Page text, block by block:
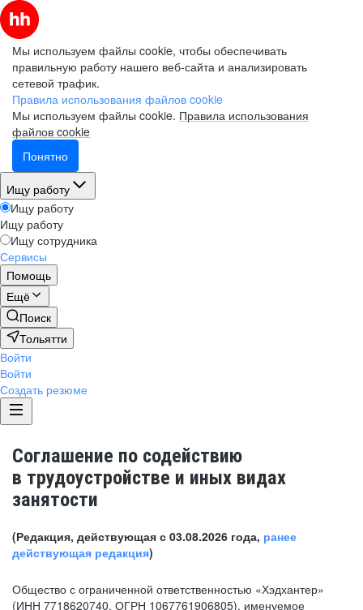
Мы используем файлы cookie, чтобы обеспечивать
правильную работу нашего веб-сайта и анализировать
сетевой трафик.
Правила использования файлов cookie
Мы используем файлы cookie. Правила использования
файлов cookie
Понятно
Ищу работу
Ищу работу
Ищу работу
Ищу сотрудника
Сервисы
Помощь
Ещё
Поиск
Тольятти
Войти
Войти
Создать резюме
Соглашение по содействию
в трудоустройстве и иных видах
занятости
(Редакция, действующая с 03.08.2026 года, ранее
действующая редакция)
Общество с ограниченной ответственностью «Хэдхантер»
(ИНН 7718620740, ОГРН 1067761906805), именуемое